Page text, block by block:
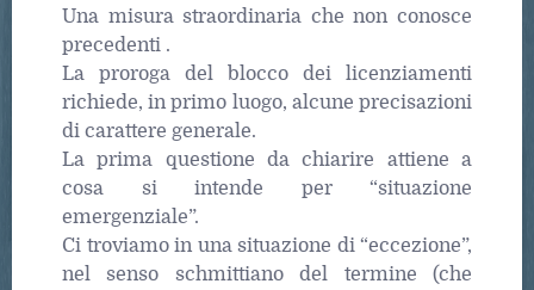
Una misura straordinaria che non conosce
precedenti .
La proroga del blocco dei licenziamenti
richiede, in primo luogo, alcune precisazioni
di carattere generale.
La prima questione da chiarire attiene a
cosa si intende per “situazione
emergenziale”.
Ci troviamo in una situazione di “eccezione”,
nel senso schmittiano del termine (che